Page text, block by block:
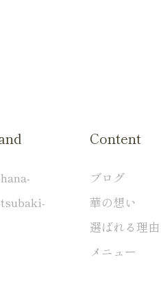
Content
ブログ
華の想い
選ばれる理由
メニュー